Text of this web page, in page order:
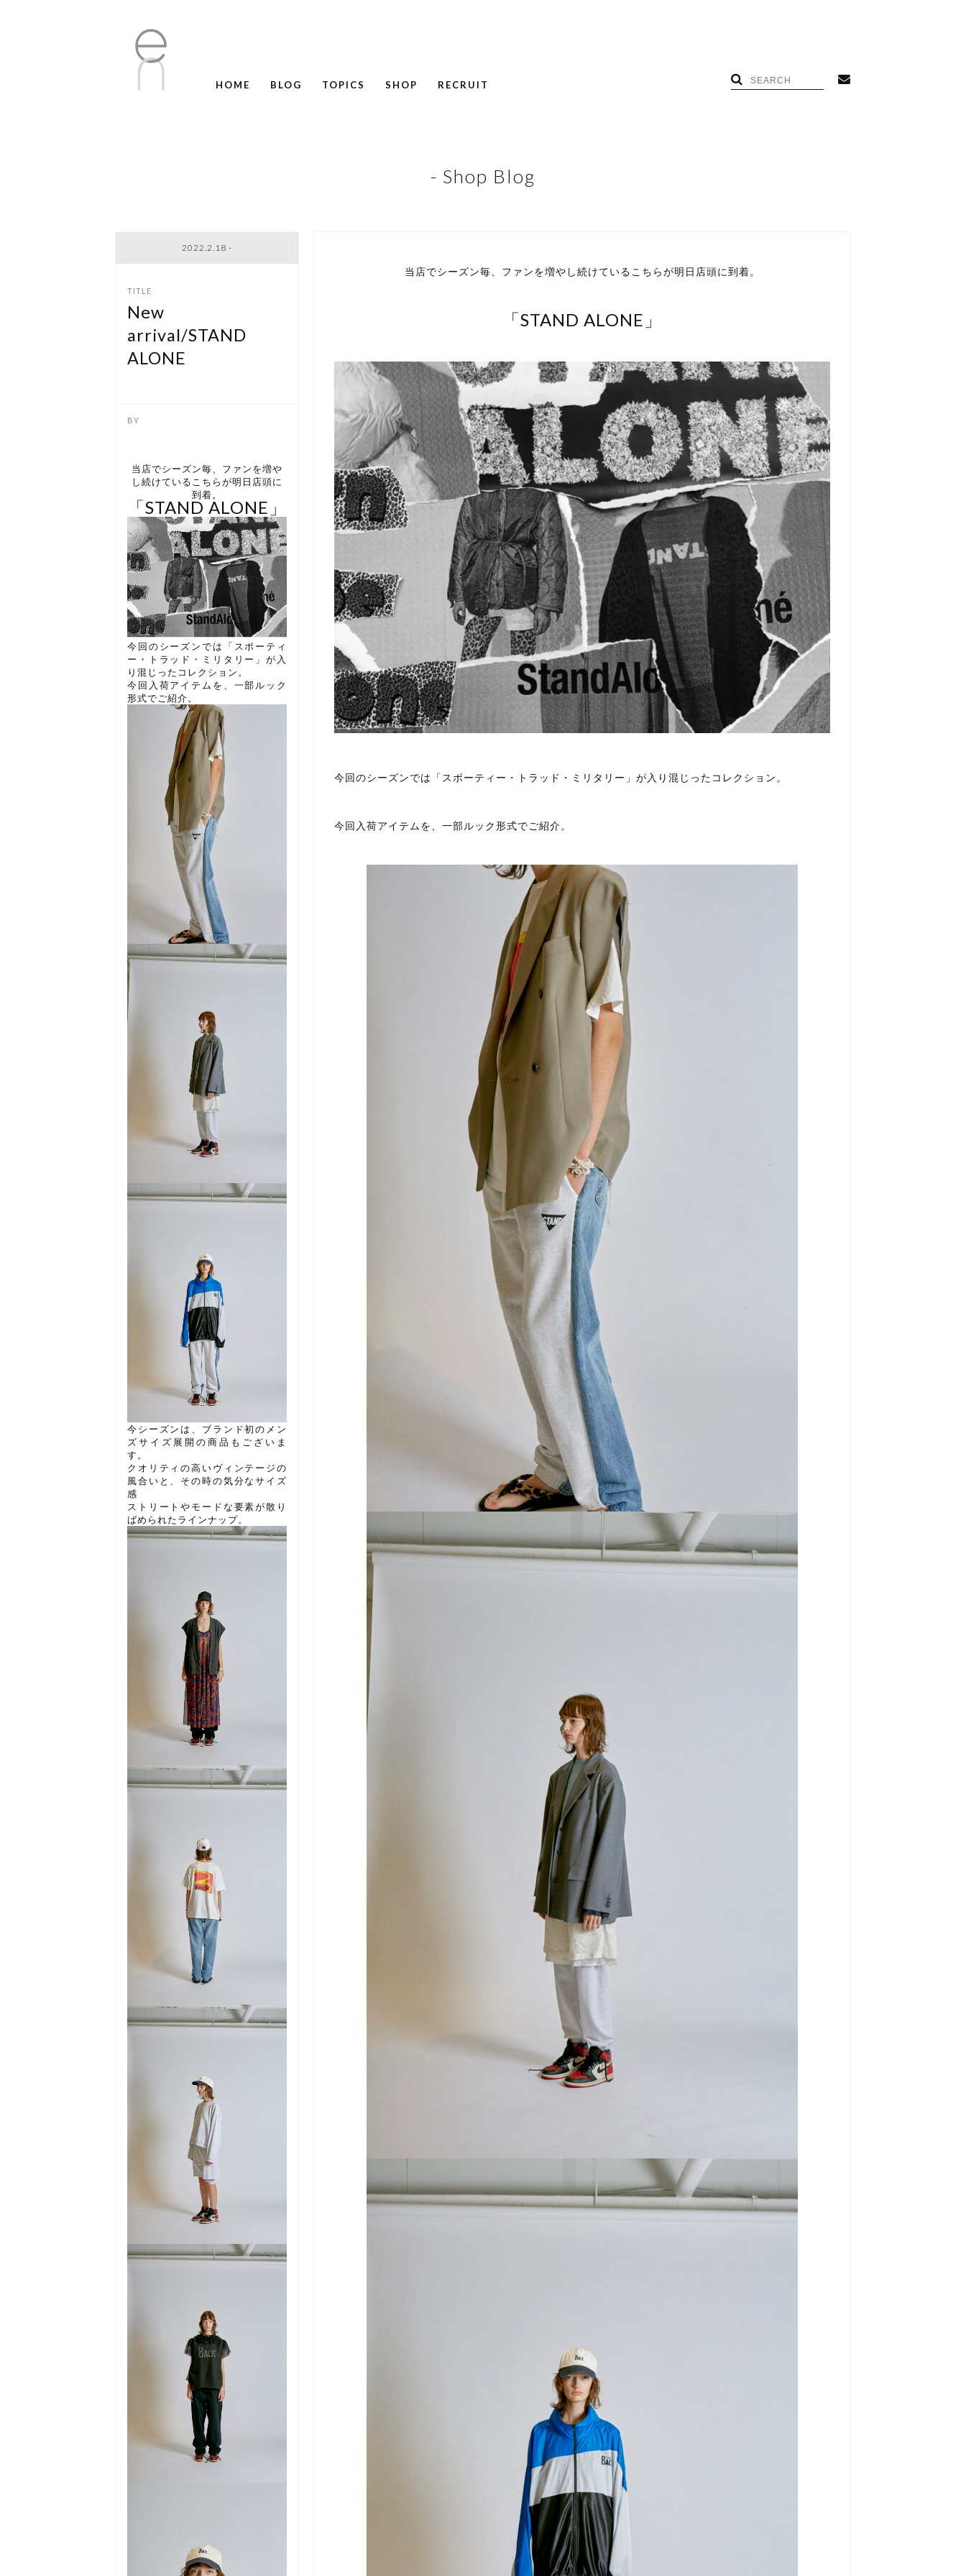
HOME BLOG
TOPICS
SHOP RECRUIT
- Shop Blog
2022.2.18 -
New
arrival/STAND
ALONE
当店でシーズン毎、ファンを増やし続けているこちらが明日店頭に到着。
「STAND ALONE」
今回のシーズンでは「スポーティー・トラッド・ミリタリー」が入り混じったコレクション。
今回入荷アイテムを、一部ルック形式でご紹介。
当店でシーズン毎、ファンを増や
し続けているこちらが明日店頭に
到着。
「STAND ALONE」
今回のシーズンでは「スポーティ
ー・トラッド・ミリタリー」が入
り混じったコレクション。
今回入荷アイテムを、一部ルック
形式でご紹介。
今シーズンは、ブランド初のメン
ズサイズ展開の商品もございま
す。
クオリティの高いヴィンテージの
風合いと、その時の気分なサイズ
感
ストリートやモードな要素が散り
ばめられたラインナップ。